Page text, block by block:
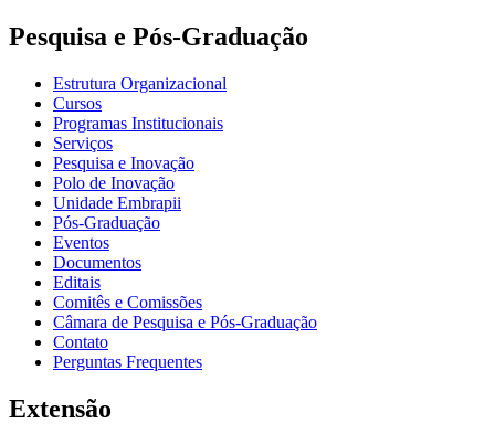
Pesquisa e Pós-Graduação
Estrutura Organizacional
Cursos
Programas Institucionais
Serviços
Pesquisa e Inovação
Polo de Inovação
Unidade Embrapii
Pós-Graduação
Eventos
Documentos
Editais
Comitês e Comissões
Câmara de Pesquisa e Pós-Graduação
Contato
Perguntas Frequentes
Extensão